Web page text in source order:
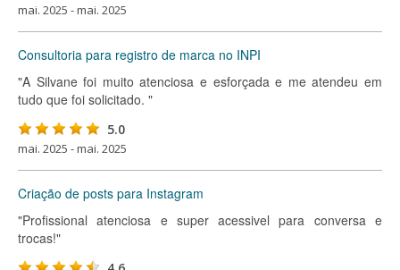
mai. 2025 - mai. 2025
Consultoria para registro de marca no INPI
"A Silvane foi muito atenciosa e esforçada e me atendeu em
tudo que foi solicitado. "
5.0
mai. 2025 - mai. 2025
Criação de posts para Instagram
"Profissional atenciosa e super acessivel para conversa e
trocas!"